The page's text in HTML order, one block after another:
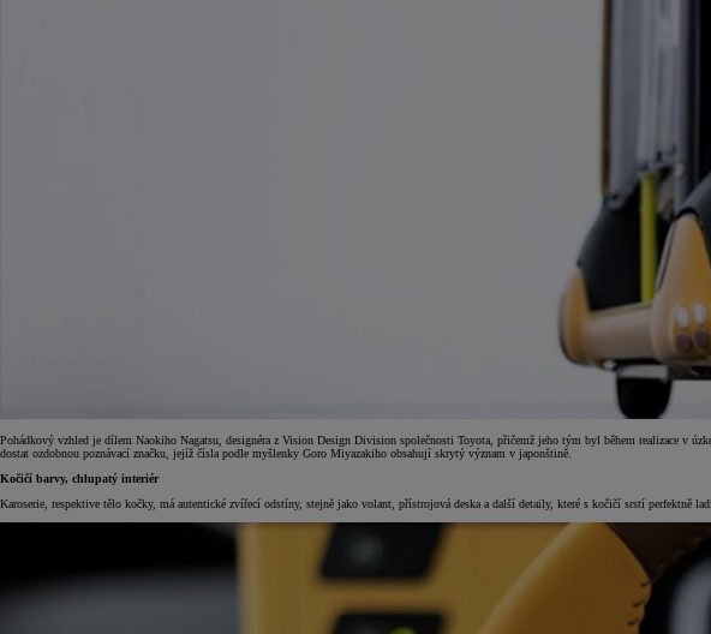
Pohádkový vzhled je dílem Naokiho Nagatsu, designéra z Vision Design Division společnosti Toyota, přičemž jeho tým byl během realizace v
dostat ozdobnou poznávací značku, jejíž čísla podle myšlenky Goro Miyazakiho obsahují skrytý význam v japonštině.
Kočičí barvy, chlupatý interiér
Karoserie, respektive tělo kočky, má autentické zvířecí odstíny, stejně jako volant, přístrojová deska a další detaily, které s kočičí srstí perfektně